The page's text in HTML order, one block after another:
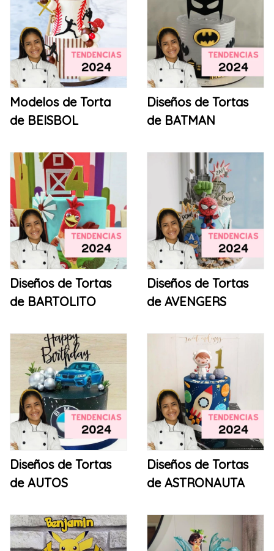
Modelos de Torta
de BEISBOL
Diseños de Tortas
de BATMAN
Diseños de Tortas
de BARTOLITO
Diseños de Tortas
de AVENGERS
Diseños de Tortas
de AUTOS
Diseños de Tortas
de ASTRONAUTA